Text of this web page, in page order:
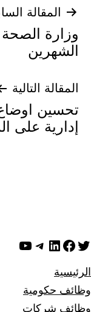
تصفّح
المقالات
المقالة
وزارة
الشهرين
المقالة التالية
تحسين
إدارية على
تويترفيسبوك
لينكد إن تيليجرام
يوتيوب
الرئيسية
وظائف حكومية
وظائف شركات